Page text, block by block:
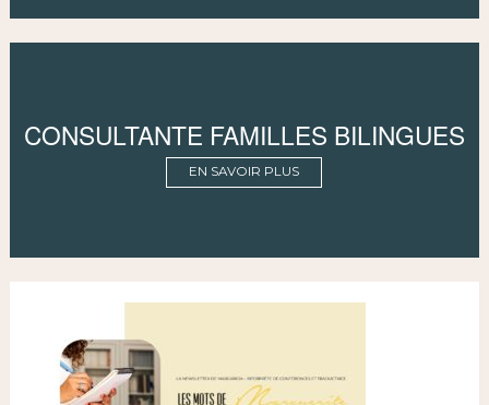
CONSULTANTE FAMILLES BILINGUES
EN SAVOIR PLUS